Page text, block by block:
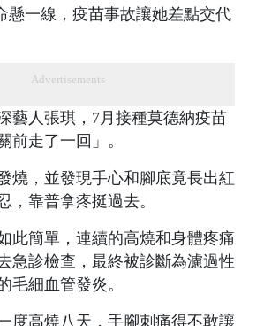
懸一線，疫苗事故讓她差點交代
Advertisements
藝人張琪，7月接種莫德納疫苗
前走了一回」。
燒，並發現手心和腳底竟長出紅
，靠普拿疼挺過去。
此簡單，連續的高燒和身體疼痛
急診檢查，最終被診斷為濾過性
毛細血管發炎。
度高燒八天，手腳刺痛得不敢讓